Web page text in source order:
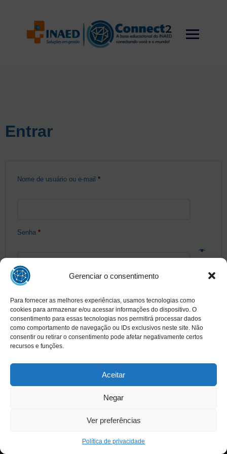
Gerenciar o consentimento
Para fornecer as melhores experiências, usamos tecnologias como
cookies para armazenar e/ou acessar informações do dispositivo. O
consentimento para essas tecnologias nos permitirá processar dados
como comportamento de navegação ou IDs exclusivos neste site. Não
consentir ou retirar o consentimento pode afetar negativamente certos
recursos e funções.
Aceitar
Negar
Ver preferências
Política de privacidade
Entrar
Nome de usuário ou e-mail *Obrigatório
Senha *Obrigatório
Acessar
Redefinir senha
Copyright © 2025 INAED - Todos os direitos reservados